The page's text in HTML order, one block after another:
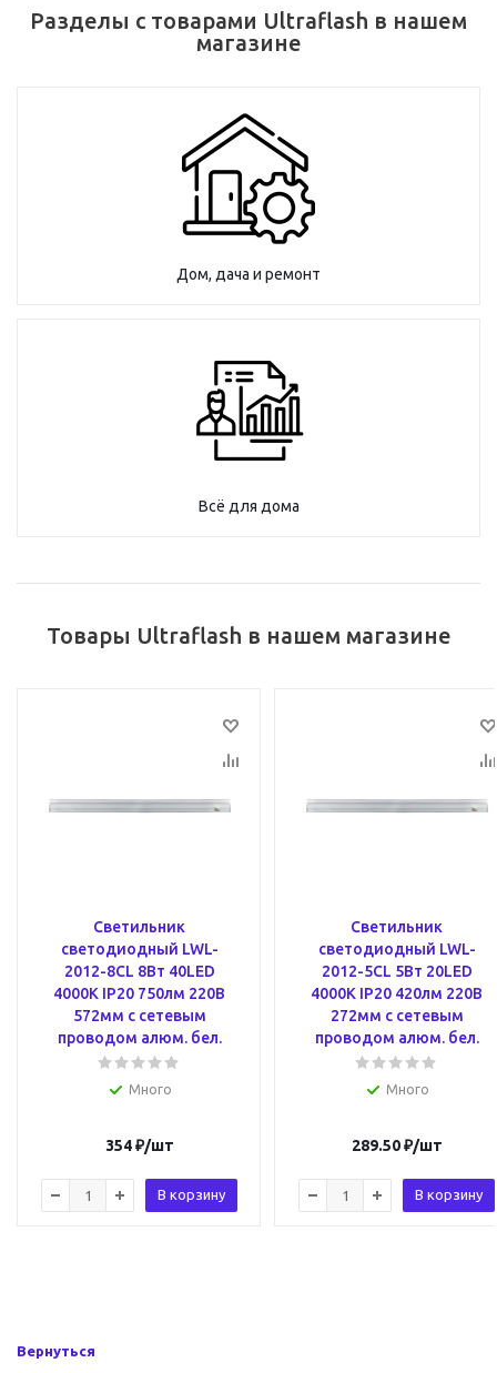
Разделы с товарами Ultraflash в нашем
магазине
Дом, дача и ремонт
Всё для дома
Товары Ultraflash в нашем магазине
Светильник
светодиодный LWL-
2012-8CL 8Вт 40LED
4000К IP20 750лм 220В
572мм с сетевым
проводом алюм. бел.
Много
354₽/шт
В корзину
Светильник
светодиодный LWL-
2012-5CL 5Вт 20LED
4000К IP20 420лм 220В
272мм с сетевым
проводом алюм. бел.
Много
289.50₽/шт
В корзину
Вернуться